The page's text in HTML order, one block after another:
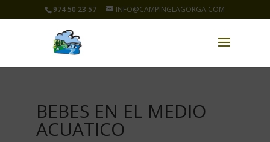
974 50 23 57 INFO@CAMPINGLAGORGA.COM
BEBES EN EL MEDIO
ACUATICO